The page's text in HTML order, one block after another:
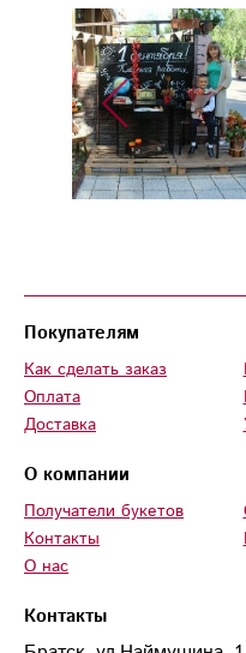
Контакты
Покупателям
Как сделать заказ
Оплата
Доставка
О компании
Получатели букетов
Контакты
О нас